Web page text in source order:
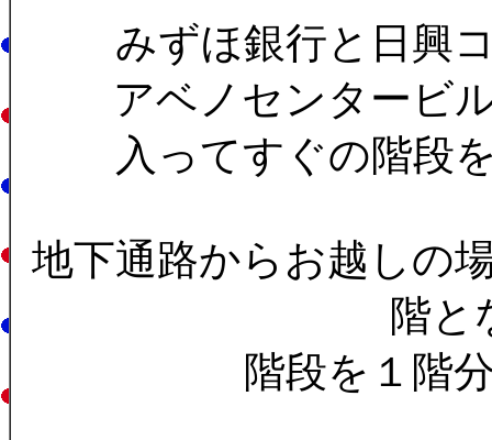
みずほ銀行と日興
アベノセンタービ
入ってすぐの階段
地下通路からお越しの
階と
階段を１階